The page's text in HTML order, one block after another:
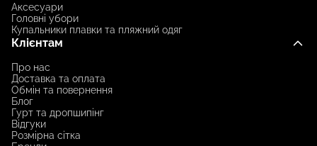
Аксесуари
Головні убори
Купальники плавки та пляжний одяг
Клієнтам
Про нас
Доставка та оплата
Обмін та повернення
Блог
Гурт та дропшипінг
Відгуки
Розмірна сітка